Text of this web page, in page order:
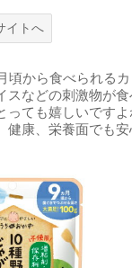
イトへ
頃から食べられる
スなどの刺激物が
っても嬉しいです
健康、栄養面でも安